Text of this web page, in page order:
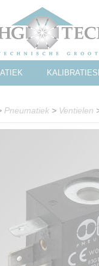
Pneumatiek > Ventielen